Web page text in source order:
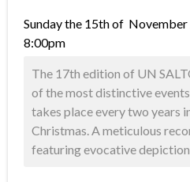
Sunday the 15th of November
8:00pm
The 17th edition of UN
of the most distinctive
takes place every two years
Christmas. A meticulous
featuring evocative